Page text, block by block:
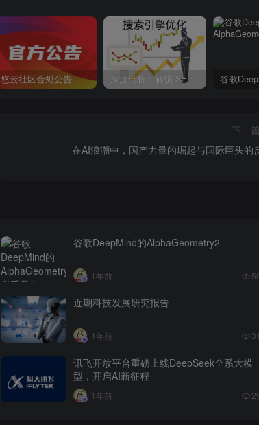
悠云社区合规公告 深度剖析：解锁 SEO 提高收录的全面策略与独家秘
下一
在AI浪潮中，国产力量的崛起与国际巨头的
谷歌DeepMind的AlphaGeometry2
1年前
近期科技发展研究报告
1年前
讯飞开放平台重磅上线DeepSeek全系大模
型，开启AI新征程
1年前